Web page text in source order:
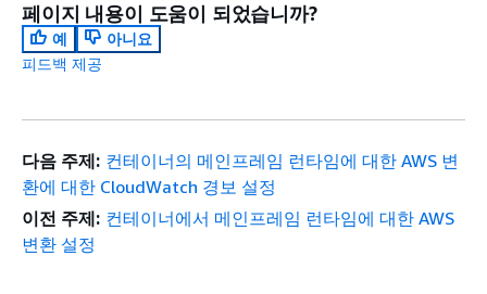
페이지 내용이 도움이 되었습니까?
예
아니요
피드백 제공
다음 주제: 컨테이너의 메인프레임 런타임에 대한 AWS 변
환에 대한 CloudWatch 경보 설정
이전 주제: 컨테이너에서 메인프레임 런타임에 대한 AWS
변환 설정